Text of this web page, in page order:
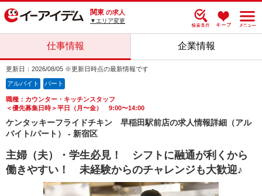
関東 の求人
▼エリア変更
仕事情報 企業情報
更新日：2026/08/05 ※更新日時点の最新情報です
アルバイト パート
職種：カウンター・キッチンスタッフ
＜優先募集日時＞平日（月〜金） 9:00〜14:00
ケンタッキーフライドチキン 早稲田駅前店の求人情報詳細（アル
バイト/パート） - 新宿区
主婦（夫）・学生必見！ シフトに融通が利くから
働きやすい！ 未経験からのチャレンジも大歓迎♪